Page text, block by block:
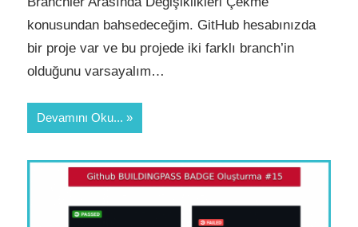
konusundan bahsedeceğim. GitHub hesabınızda
bir proje var ve bu projede iki farklı branch’in
olduğunu varsayalım…
Devamını Oku...